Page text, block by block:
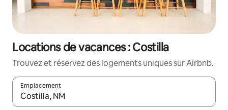
Locations de vacances : Costilla
Trouvez et réservez des logements uniques sur Airbnb.
Emplacement
Quand les résultats sont affichés, parcourez-les en utilisant